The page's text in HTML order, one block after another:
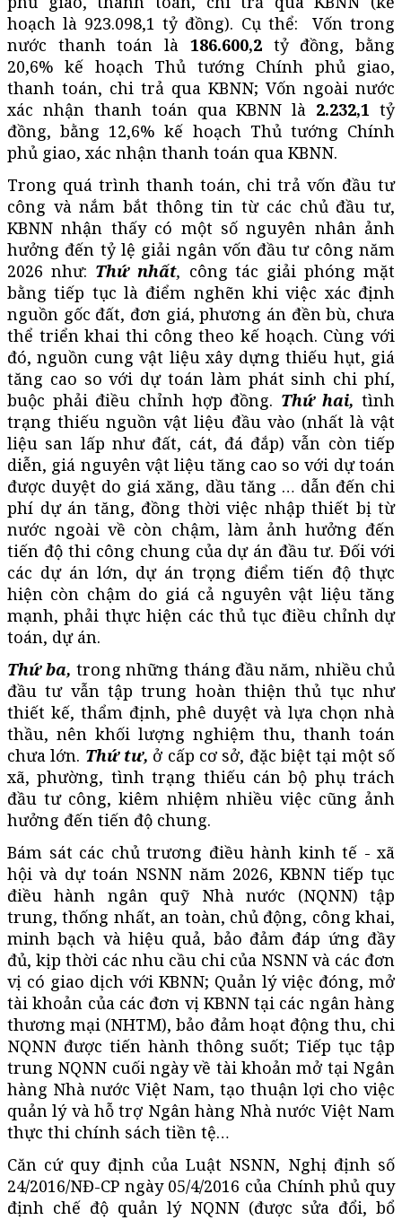
hoạch là 923.098,1 tỷ đồng). Cụ thể: Vốn trong
nước thanh toán là 186.600,2 tỷ đồng, bằng
20,6% kế hoạch Thủ tướng Chính phủ giao,
thanh toán, chi trả qua KBNN; Vốn ngoài nước
xác nhận thanh toán qua KBNN là 2.232,1 tỷ
đồng, bằng 12,6% kế hoạch Thủ tướng Chính
phủ giao, xác nhận thanh toán qua KBNN.
Trong quá trình thanh toán, chi trả vốn đầu tư
công và nắm bắt thông tin từ các chủ đầu tư,
KBNN nhận thấy có một số nguyên nhân ảnh
hưởng đến tỷ lệ giải ngân vốn đầu tư công năm
2026 như: Thứ nhất, công tác giải phóng mặt
bằng tiếp tục là điểm nghẽn khi việc xác định
nguồn gốc đất, đơn giá, phương án đền bù, chưa
thể triển khai thi công theo kế hoạch. Cùng với
đó, nguồn cung vật liệu xây dựng thiếu hụt, giá
tăng cao so với dự toán làm phát sinh chi phí,
buộc phải điều chỉnh hợp đồng. Thứ hai, tình
trạng thiếu nguồn vật liệu đầu vào (nhất là vật
liệu san lấp như đất, cát, đá đắp) vẫn còn tiếp
diễn, giá nguyên vật liệu tăng cao so với dự toán
được duyệt do giá xăng, dầu tăng … dẫn đến chi
phí dự án tăng, đồng thời việc nhập thiết bị từ
nước ngoài về còn chậm, làm ảnh hưởng đến
tiến độ thi công chung của dự án đầu tư. Đối với
các dự án lớn, dự án trọng điểm tiến độ thực
hiện còn chậm do giá cả nguyên vật liệu tăng
mạnh, phải thực hiện các thủ tục điều chỉnh dự
toán, dự án.
Thứ ba, trong những tháng đầu năm, nhiều chủ
đầu tư vẫn tập trung hoàn thiện thủ tục như
thiết kế, thẩm định, phê duyệt và lựa chọn nhà
thầu, nên khối lượng nghiệm thu, thanh toán
chưa lớn. Thứ tư, ở cấp cơ sở, đặc biệt tại một số
xã, phường, tình trạng thiếu cán bộ phụ trách
đầu tư công, kiêm nhiệm nhiều việc cũng ảnh
hưởng đến tiến độ chung.
Bám sát các chủ trương điều hành kinh tế - xã
hội và dự toán NSNN năm 2026, KBNN tiếp tục
điều hành ngân quỹ Nhà nước (NQNN) tập
trung, thống nhất, an toàn, chủ động, công khai,
minh bạch và hiệu quả, bảo đảm đáp ứng đầy
đủ, kịp thời các nhu cầu chi của NSNN và các đơn
vị có giao dịch với KBNN; Quản lý việc đóng, mở
tài khoản của các đơn vị KBNN tại các ngân hàng
thương mại (NHTM), bảo đảm hoạt động thu, chi
NQNN được tiến hành thông suốt; Tiếp tục tập
trung NQNN cuối ngày về tài khoản mở tại Ngân
hàng Nhà nước Việt Nam, tạo thuận lợi cho việc
quản lý và hỗ trợ Ngân hàng Nhà nước Việt Nam
thực thi chính sách tiền tệ…
Căn cứ quy định của Luật NSNN, Nghị định số
24/2016/NĐ-CP ngày 05/4/2016 của Chính phủ quy
định chế độ quản lý NQNN (được sửa đổi, bổ